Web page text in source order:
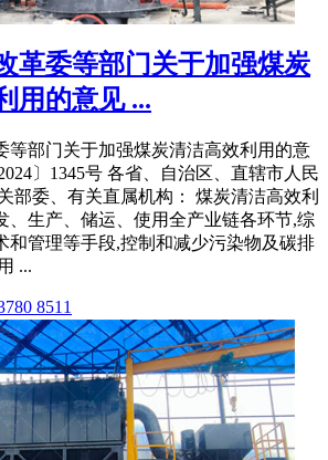
革委等部门关于加强煤炭
用的意见 ...
等部门关于加强煤炭清洁高效利用的意
〕1345号 各省、自治区、直辖市人民
部委、有关直属机构： 煤炭清洁高效利
、生产、储运、使用全产业链各环节,综
和管理等手段,控制和减少污染物及碳排
...
8511